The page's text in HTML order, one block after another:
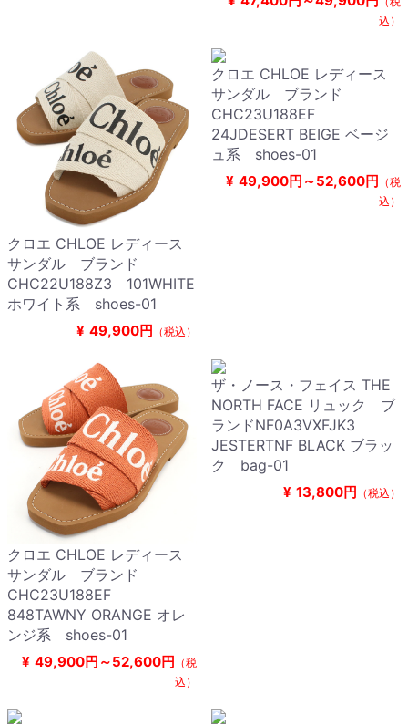
込）
クロエ CHLOE レディース
サンダル ブランド
CHC22U188Z3 101WHITE
ホワイト系 shoes-01
¥ 49,900円 （税込）
クロエ CHLOE レディース
サンダル ブランド
CHC23U188EF
24JDESERT BEIGE ベージ
ュ系 shoes-01
¥ 49,900円～52,600円 （税
込）
クロエ CHLOE レディース
サンダル ブランド
CHC23U188EF
848TAWNY ORANGE オレ
ンジ系 shoes-01
¥ 49,900円～52,600円 （税
込）
ザ・ノース・フェイス THE
NORTH FACE リュック ブ
ランドNF0A3VXFJK3
JESTERTNF BLACK ブラッ
ク bag-01
¥ 13,800円 （税込）